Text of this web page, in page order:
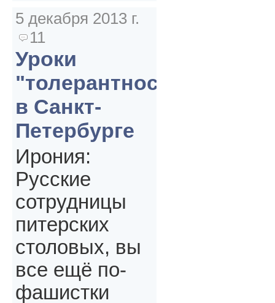
5 декабря 2013 г.
11
Уроки
"толерантности"
в Санкт-
Петербурге
Ирония:
Русские
сотрудницы
питерских
столовых, вы
все ещё по-
фашистки